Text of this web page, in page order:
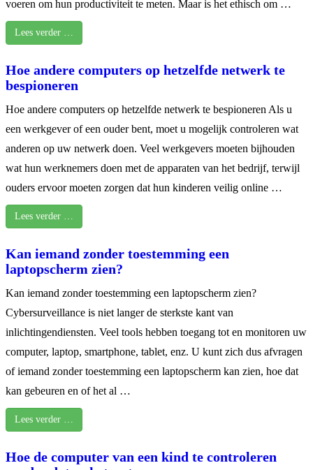
voeren om hun productiviteit te meten. Maar is het ethisch om …
Lees verder …
Hoe andere computers op hetzelfde netwerk te
bespioneren
Hoe andere computers op hetzelfde netwerk te bespioneren Als u
een werkgever of een ouder bent, moet u mogelijk controleren wat
anderen op uw netwerk doen. Veel werkgevers moeten bijhouden
wat hun werknemers doen met de apparaten van het bedrijf, terwijl
ouders ervoor moeten zorgen dat hun kinderen veilig online …
Lees verder …
Kan iemand zonder toestemming een
laptopscherm zien?
Kan iemand zonder toestemming een laptopscherm zien?
Cybersurveillance is niet langer de sterkste kant van
inlichtingendiensten. Veel tools hebben toegang tot en monitoren uw
computer, laptop, smartphone, tablet, enz. U kunt zich dus afvragen
of iemand zonder toestemming een laptopscherm kan zien, hoe dat
kan gebeuren en of het al …
Lees verder …
Hoe de computer van een kind te controleren